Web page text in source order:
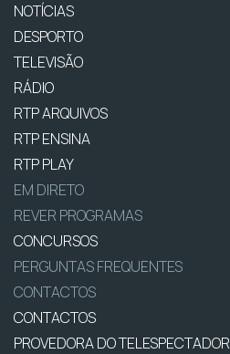
NOTÍCIAS
DESPORTO
TELEVISÃO
RÁDIO
RTP ARQUIVOS
RTP ENSINA
RTP PLAY
EM DIRETO
REVER PROGRAMAS
CONCURSOS
PERGUNTAS FREQUENTES
CONTACTOS
CONTACTOS
PROVEDORA DO TELESPECTADOR